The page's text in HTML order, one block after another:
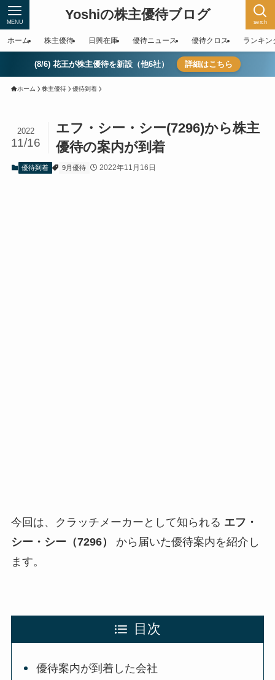
Yoshiの株主優待ブログ serch
MENU
ホーム 株主優待 日興在庫 優待ニュース 優待クロス ランキン
(8/6) 花王が株主優待を新設（他6社） 詳細はこちら
ホーム 株主優待 優待到着
エフ・シー・シー(7296)から株主
優待の案内が到着
2022
11/16
優待到着 9月優待 2022年11月16日
今回は、クラッチメーカーとして知られる エフ・
シー・シー（7296）
から届いた優待案内を紹介し
ます。
目次
優待案内が到着した会社